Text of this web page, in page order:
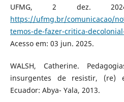
UFMG, 2 dez.
https://ufmg.br/comunicacao/
temos-de-fazer-critica-
Acesso em: 03 jun. 2025.
WALSH, Catherine.
insurgentes de resistir,
Ecuador: Abya- Yala, 2013.